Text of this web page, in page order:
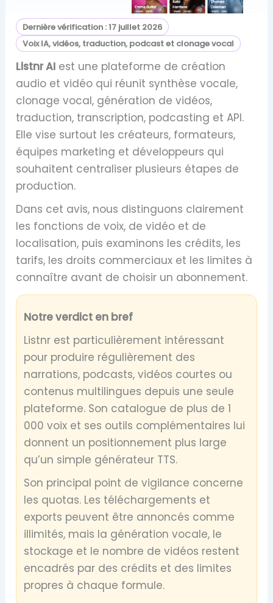
Dernière vérification :17 juillet 2026
Voix IA, vidéos, traduction, podcast et clonage vocal
Listnr AI est une plateforme de création
audio et vidéo qui réunit synthèse vocale,
clonage vocal, génération de vidéos,
traduction, transcription, podcasting et API.
Elle vise surtout les créateurs, formateurs,
équipes marketing et développeurs qui
souhaitent centraliser plusieurs étapes de
production.
Dans cet avis, nous distinguons clairement
les fonctions de voix, de vidéo et de
localisation, puis examinons les crédits, les
tarifs, les droits commerciaux et les limites à
connaître avant de choisir un abonnement.
Notre verdict en bref
Listnr est particulièrement intéressant
pour produire régulièrement des
narrations, podcasts, vidéos courtes ou
contenus multilingues depuis une seule
plateforme. Son catalogue de plus de 1
000 voix et ses outils complémentaires lui
donnent un positionnement plus large
qu’un simple générateur TTS.
Son principal point de vigilance concerne
les quotas. Les téléchargements et
exports peuvent être annoncés comme
illimités, mais la génération vocale, le
stockage et le nombre de vidéos restent
encadrés par des crédits et des limites
propres à chaque formule.